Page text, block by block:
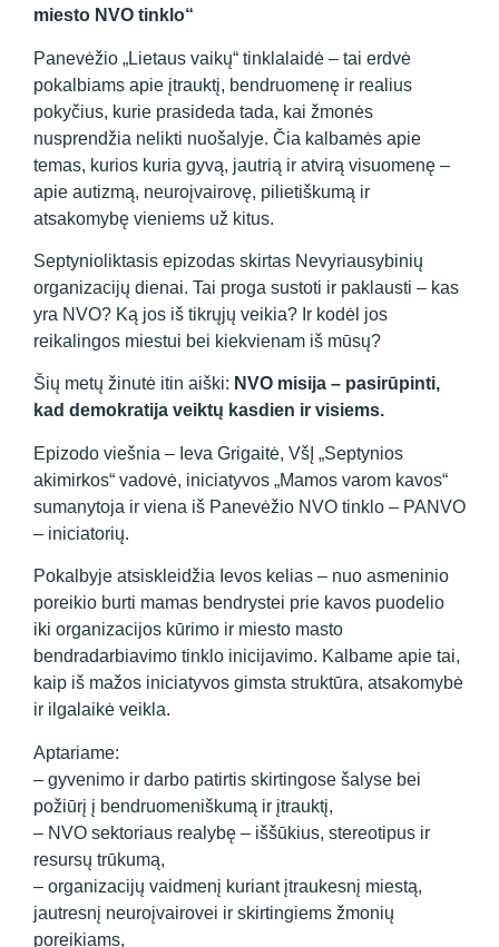
miesto NVO tinklo“
Panevėžio „Lietaus vaikų“ tinklalaidė – tai erdvė
pokalbiams apie įtrauktį, bendruomenę ir realius
pokyčius, kurie prasideda tada, kai žmonės
nusprendžia nelikti nuošalyje. Čia kalbamės apie
temas, kurios kuria gyvą, jautrią ir atvirą visuomenę –
apie autizmą, neuroįvairovę, pilietiškumą ir
atsakomybę vieniems už kitus.
Septynioliktasis epizodas skirtas Nevyriausybinių
organizacijų dienai. Tai proga sustoti ir paklausti – kas
yra NVO? Ką jos iš tikrųjų veikia? Ir kodėl jos
reikalingos miestui bei kiekvienam iš mūsų?
Šių metų žinutė itin aiški: NVO misija – pasirūpinti,
kad demokratija veiktų kasdien ir visiems.
Epizodo viešnia – Ieva Grigaitė, VšĮ „Septynios
akimirkos“ vadovė, iniciatyvos „Mamos varom kavos“
sumanytoja ir viena iš Panevėžio NVO tinklo – PANVO
– iniciatorių.
Pokalbyje atsiskleidžia Ievos kelias – nuo asmeninio
poreikio burti mamas bendrystei prie kavos puodelio
iki organizacijos kūrimo ir miesto masto
bendradarbiavimo tinklo inicijavimo. Kalbame apie tai,
kaip iš mažos iniciatyvos gimsta struktūra, atsakomybė
ir ilgalaikė veikla.
Aptariame:
– gyvenimo ir darbo patirtis skirtingose šalyse bei
požiūrį į bendruomeniškumą ir įtrauktį,
– NVO sektoriaus realybę – iššūkius, stereotipus ir
resursų trūkumą,
– organizacijų vaidmenį kuriant įtraukesnį miestą,
jautresnį neuroįvairovei ir skirtingiems žmonių
poreikiams,